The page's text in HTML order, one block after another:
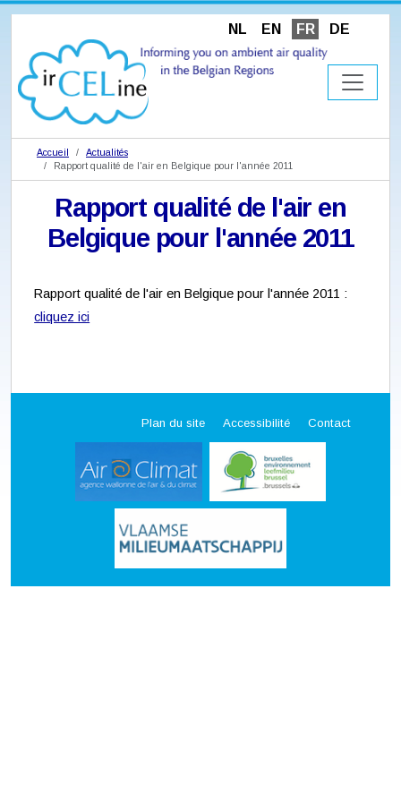
NL EN FR DE
Accueil
Actualités
Rapport qualité de l'air en Belgique pour l'année 2011
Rapport qualité de l'air en
Belgique pour l'année 2011
Rapport qualité de l'air en Belgique pour l'année 2011 :
cliquez ici
Plan du site Accessibilité Contact